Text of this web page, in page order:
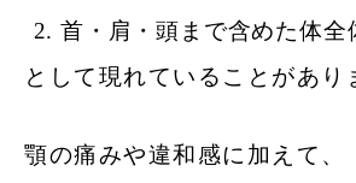
首・肩・頭まで含めた体全
として現れていることがあり
顎の痛みや違和感に加えて、